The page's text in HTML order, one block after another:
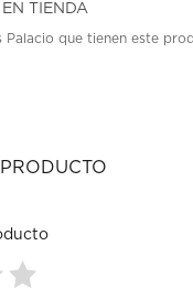
TIENDA
Palacio que tienen este